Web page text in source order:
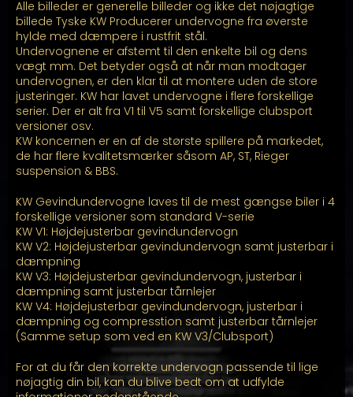
Alle billeder er generelle billeder og ikke det nøjagtige
billede Tyske KW Producerer undervogne fra øverste
hylde med dæmpere i rustfrit stål.
Undervognene er afstemt til den enkelte bil og dens
vægt mm. Det betyder også at når man modtager
undervognen, er den klar til at montere uden de store
justeringer. KW har lavet undervogne i flere forskellige
serier. Der er alt fra V1 til V5 samt forskellige clubsport
versioner osv.
KW koncernen er en af de største spillere på markedet,
de har flere kvalitetsmærker såsom AP, ST, Rieger
suspension & BBS.
KW Gevindundervogne laves til de mest gængse biler i 4
forskellige versioner som standard V-serie
KW V1: Højdejusterbar gevindundervogn
KW V2: Højdejusterbar gevindundervogn samt justerbar i
dæmpning
KW V3: Højdejusterbar gevindundervogn, justerbar i
dæmpning samt justerbar tårnlejer
KW V4: Højdejusterbar gevindundervogn, justerbar i
dæmpning og compresstion samt justerbar tårnlejer
(Samme setup som ved en KW V3/Clubsport)
For at du får den korrekte undervogn passende til lige
nøjagtig din bil, kan du blive bedt om at udfylde